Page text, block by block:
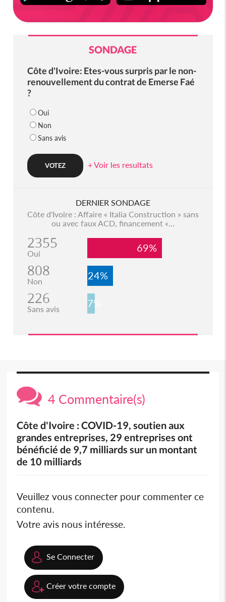
SONDAGE
Côte d'Ivoire: Etes-vous surpris par le non-
renouvellement du contrat de Emerse Faé
?
Oui
Non
Sans avis
+ Voir les resultats
DERNIER SONDAGE
Côte d'Ivoire : Affaire « Italia Construction » sans
ou avec faux ACD, financement «...
2355
Oui 69%
808
Non 24%
226
Sans avis 7%
4 Commentaire(s)
Côte d'Ivoire : COVID-19, soutien aux
grandes entreprises, 29 entreprises ont
bénéficié de 9,7 milliards sur un montant
de 10 milliards
Veuillez vous connecter pour commenter ce
contenu.
Votre avis nous intéresse.
Se Connecter
Créer votre compte